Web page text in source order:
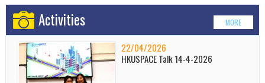
MORE
Activities
22/04/2026
HKUSPACE Talk 14-4-2026